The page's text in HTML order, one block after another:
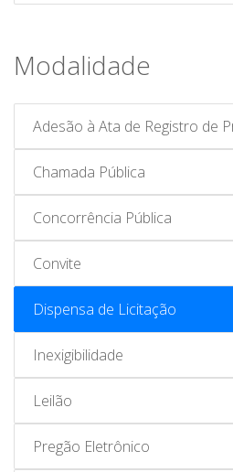
Modalidade
Adesão à Ata de Registro de
Chamada Pública
Concorrência Pública
Convite
Dispensa de Licitação
Inexigibilidade
Leilão
Pregão Eletrônico